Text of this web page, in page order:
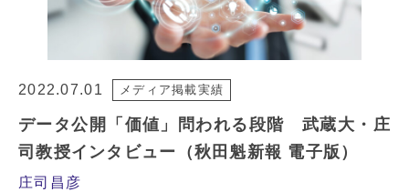
2022.07.01 メディア掲載実績
データ公開「価値」問われる段階 武蔵大・庄
司教授インタビュー（秋田魁新報 電子版）
庄司昌彦